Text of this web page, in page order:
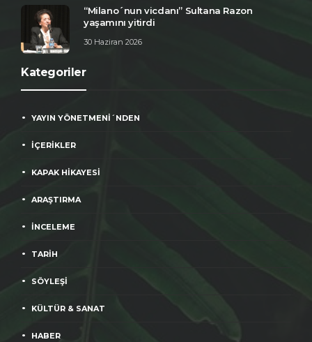
“Milano´nun vicdanı” Sultana Razon
yaşamını yitirdi
30 Haziran 2026
Kategoriler
YAYIN YÖNETMENİ´NDEN
İÇERİKLER
KAPAK HİKAYESİ
ARAŞTIRMA
İNCELEME
TARİH
SÖYLEŞİ
KÜLTÜR & SANAT
HABER